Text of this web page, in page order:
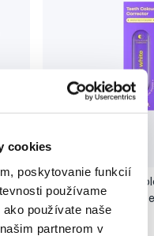
cookies
poskytovanie funkcií
používame
používate naše
partnerom v
Pop Instant Teeth
pre okamžitý bieliaci